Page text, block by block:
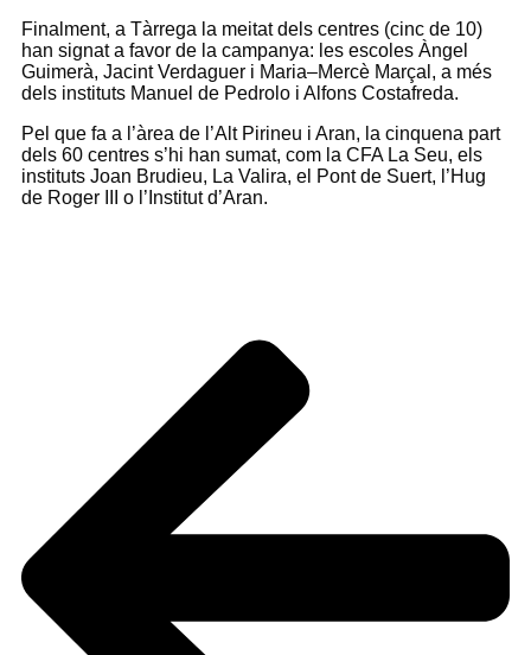
Finalment, a Tàrrega la meitat dels centres (cinc de 10)
han signat a favor de la campanya: les escoles Àngel
Guimerà, Jacint Verdaguer i Maria–Mercè Marçal, a més
dels instituts Manuel de Pedrolo i Alfons Costafreda.
Pel que fa a l’àrea de l’Alt Pirineu i Aran, la cinquena part
dels 60 centres s’hi han sumat, com la CFA La Seu, els
instituts Joan Brudieu, La Valira, el Pont de Suert, l’Hug
de Roger III o l’Institut d’Aran.